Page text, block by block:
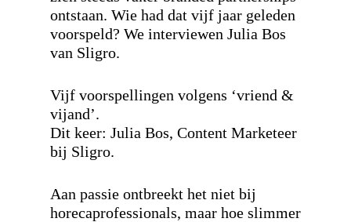
ontstaan. Wie had dat vijf jaar geleden
voorspeld? We interviewen Julia Bos
van Sligro.
Vijf voorspellingen volgens ‘vriend &
vijand’.
Dit keer: Julia Bos, Content Marketeer
bij Sligro.
Aan passie ontbreekt het niet bij
horecaprofessionals, maar hoe slimmer